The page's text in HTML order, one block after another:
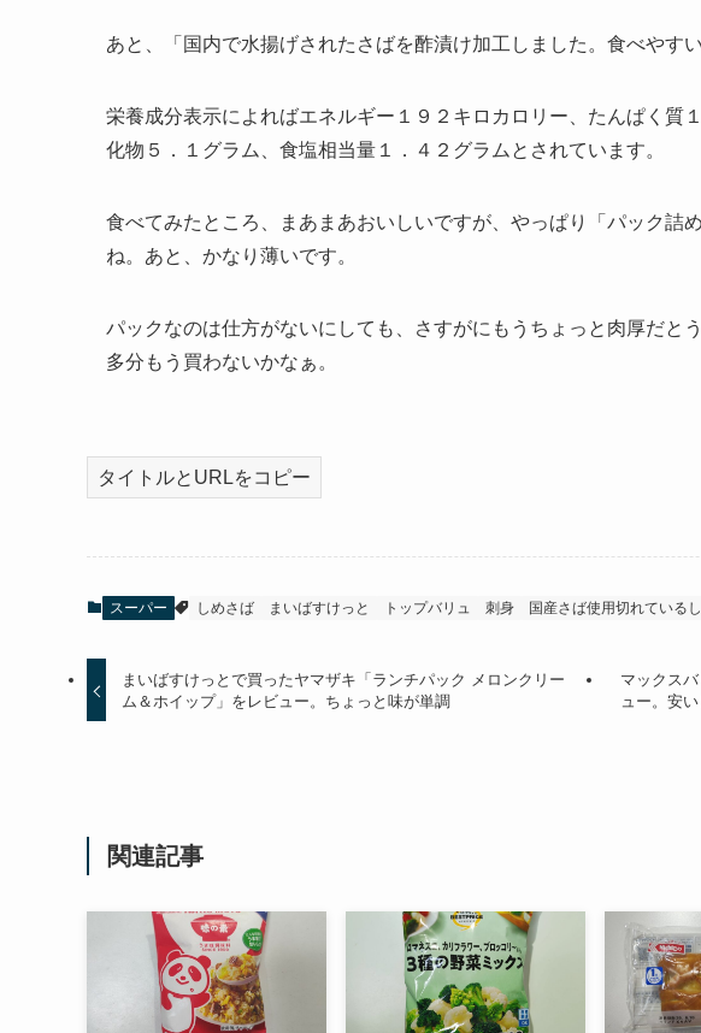
あと、「国内で水揚げされたさばを酢漬け加工しました。食べやす
栄養成分表示によればエネルギー１９２キロカロリー、たんぱく質
化物５．１グラム、食塩相当量１．４２グラムとされています。
食べてみたところ、まあまあおいしいですが、やっぱり「パック詰
ね。あと、かなり薄いです。
パックなのは仕方がないにしても、さすがにもうちょっと肉厚だと
多分もう買わないかなぁ。
タイトルとURLをコピー
スーパー しめさば まいばすけっと トップバリュ 刺身 国産さば使用切れている
まいばすけっとで買ったヤマザキ「ランチパック メロンクリー
ム＆ホイップ」をレビュー。ちょっと味が単調
マックス
ュー。安
関連記事